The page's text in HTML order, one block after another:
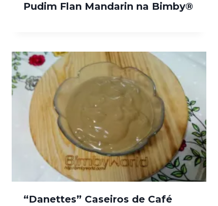
Pudim Flan Mandarin na Bimby®
“Danettes” Caseiros de Café